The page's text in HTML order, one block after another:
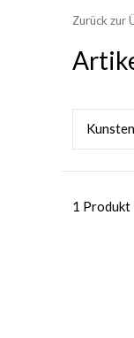
Zurück zur
Kuns
1 Produkt